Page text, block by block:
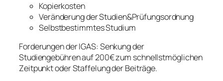
Kopierkosten
Veränderung der Studien&Prüfungsordnung
Selbstbestimmtes Studium
Forderungen der IGAS: Senkung der
Studiengebühren auf 200€ zum schnellstmöglichen
Zeitpunkt oder Staffelung der Beiträge.